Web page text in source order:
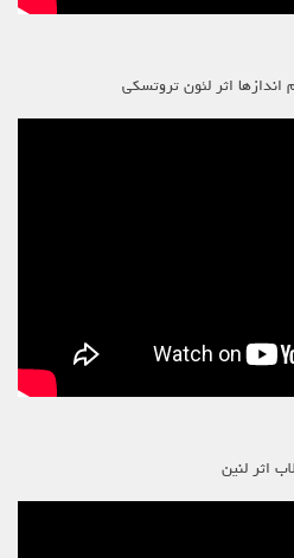
اندازها اثر لئون تروتسکی
اثر لنین